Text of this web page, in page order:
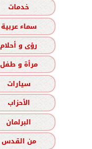
خدمات
سماء عربية
رؤى و أحلام
مرأة و طفل
سيارات
الأحزاب
البرلمان
من القدس